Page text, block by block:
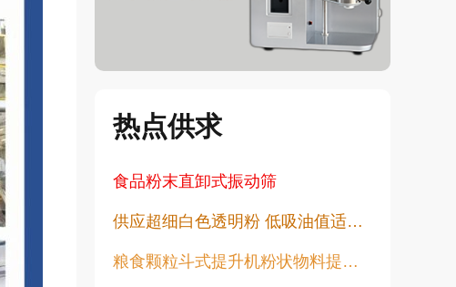
热点供求
食品粉末直卸式振动筛
供应超细白色透明粉 低吸油值适用于塑料橡胶油漆透明粉末
粮食颗粒斗式提升机粉状物料提升机